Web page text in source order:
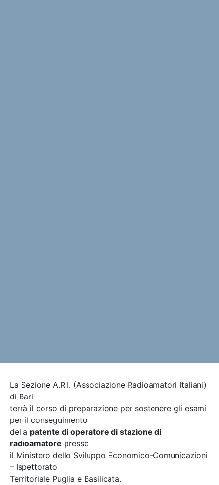
La Sezione A.R.I. (Associazione Radioamatori Italiani)
di Bari
terrà il corso di preparazione per sostenere gli esami
per il conseguimento
della patente di operatore di stazione di
radioamatore presso
il Ministero dello Sviluppo Economico-Comunicazioni
– Ispettorato
Territoriale Puglia e Basilicata.